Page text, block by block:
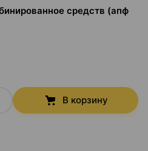
средств (апф
В корзину